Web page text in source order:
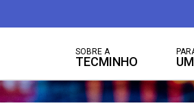
SOBRE A
TECMINHO